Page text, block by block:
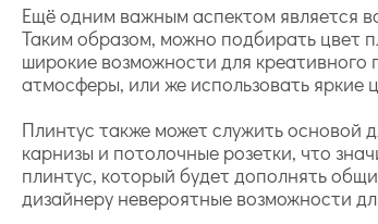
Ещё одним важным аспектом является
Таким образом, можно подбирать цвет
широкие возможности для
атмосферы, или же использовать яркие
Плинтус также может служить основой
карнизы и потолочные розетки, что
плинтус, который будет дополнять
дизайнеру невероятные возможности